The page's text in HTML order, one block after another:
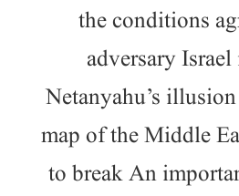
the conditions
adversary
Netanyahu’s
map of the Middle
to break An